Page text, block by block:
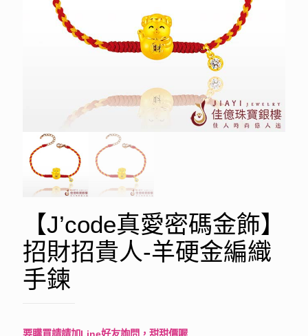
【J’code真愛密碼金飾】
招財招貴人-羊硬金編織
手鍊